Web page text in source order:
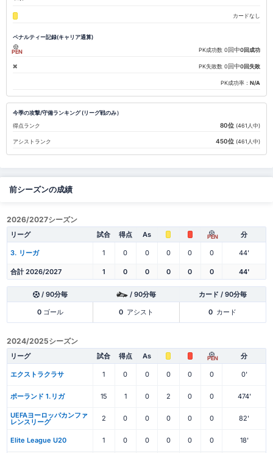
カードなし
ペナルティー記録(キャリア通算)
PEN PK成功数 0 回中0回成功
PK失敗数 0回中0回失敗
PK成功率：N/A
今季の攻撃/守備ランキング (リーグ戦のみ）
得点ランク
80位 (461人中)
アシストランク 450位 (461人中)
前シーズンの成績
2026/2027シーズン
リーグ 試合 得点 As PEN 分
3. リーガ 1 0 0 0 0 0 44'
合計 2026/2027 1 0 0 0 0 0 44'
/ 90分毎 / 90分毎 カード / 90分毎
0ゴール 0 アシスト 0 カード
2024/2025シーズン
リーグ 試合 得点 As PEN 分
エクストラクラサ 1 0 0 0 0 0 0'
ポーランド 1.リガ 15 1 0 2 0 0 474'
UEFAヨーロッパカンファ
レンスリーグ 2 0 0 0 0 0 82'
Elite League U20 1 0 0 0 0 0 18'